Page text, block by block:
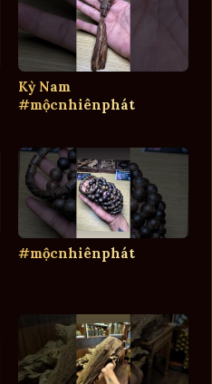
Kỳ Nam
#mộcnhiênphát
#mộcnhiênphát